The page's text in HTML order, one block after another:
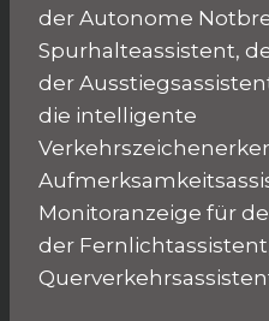
der Autonome
Spurhalteassistent,
der
die intelligente
Monitoranzeige für
der